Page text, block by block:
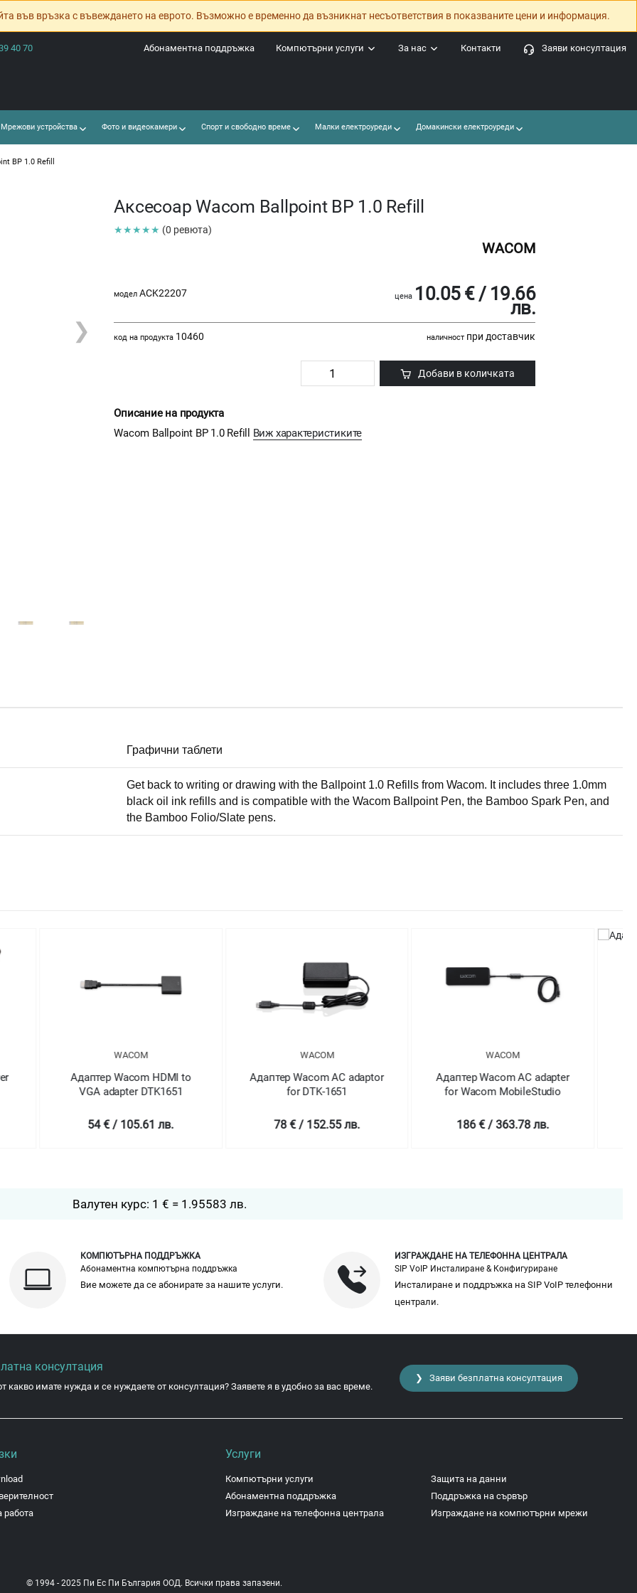
във връзка с въвеждането на еврото. Възможно е временно да възникнат несъответствия в показваните цени и информация.
40 70 Заяви консултация
Контакти
За нас
Компютърни услуги
Абонаментна поддръжка
устройства Фото и видеокамери Спорт и свободно време Малки електроуреди Домакински електроуреди
BP 1.0 Refill
❯
Аксесоар Wacom Ballpoint BP 1.0 Refill
★★★★★ (0 ревюта)
WACOM
модел ACK22207 цена 10.05 € / 19.66
лв.
код на продукта 10460 наличност при доставчик
Добави в количката
Описание на продукта
Wacom Ballpoint BP 1.0 Refill Виж характеристиките
Графични таблети
Get back to writing or drawing with the Ballpoint 1.0 Refills from Wacom. It includes three 1.0mm
black oil ink refills and is compatible with the Wacom Ballpoint Pen, the Bamboo Spark Pen, and
the Bamboo Folio/Slate pens.
to
WACOM
Адаптер Wacom AC adaptor
for DTK-1651
78 € / 152.55 лв.
WACOM
Адаптер Wacom AC adapter
for Wacom MobileStudio
186 € / 363.78 лв.
WACOM
Адаптер Wacom
BlueJay13”/16”AC adapter
126 € / 246.43 лв.
Валутен курс: 1 € = 1.95583 лв.
КОМПЮТЪРНА ПОДДРЪЖКА
Абонаментна компютърна поддръжка
Вие можете да се абонирате за нашите услуги.
ИЗГРАЖДАНЕ НА ТЕЛЕФОННА ЦЕНТРАЛА
SIP VoIP Инсталиране & Конфигуриране
Инсталиране и поддръжка на SIP VoIP телефонни
централи.
консултация
какво имате нужда и се нуждаете от консултация? Заявете я в удобно за вас време.
❯ Заяви безплатна консултация
работа
Услуги
Компютърни услуги
Абонаментна поддръжка
Изграждане на телефонна централа
Защита на данни
Поддръжка на сървър
Изграждане на компютърни мрежи
© 1994 - 2025 Пи Ес Пи България ООД. Всички права запазени.